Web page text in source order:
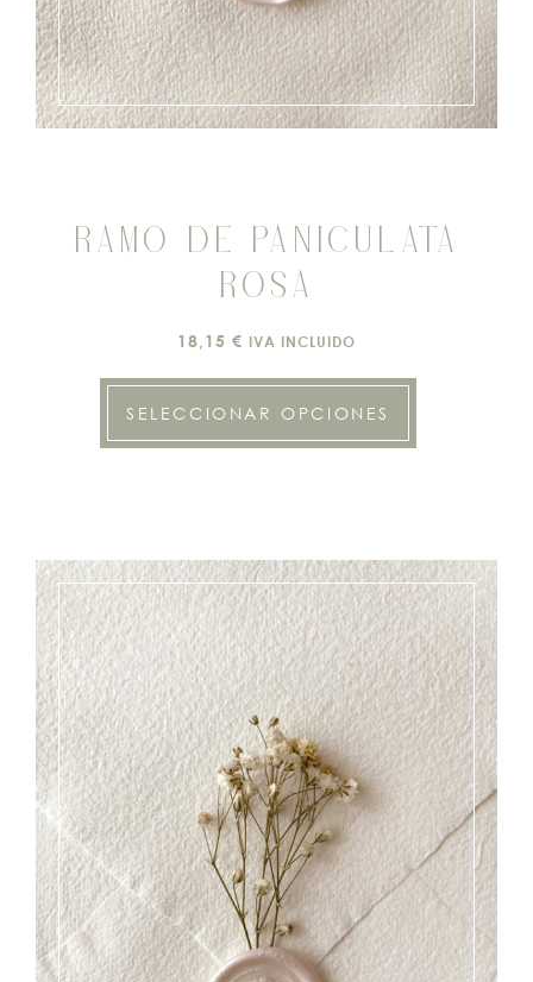
RAMO DE PANICULATA
ROSA
18,15 € IVA INCLUIDO
SELECCIONAR OPCIONES